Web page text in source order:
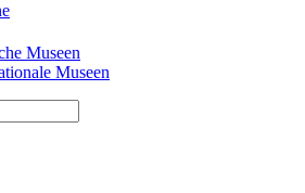
Museen
Museen